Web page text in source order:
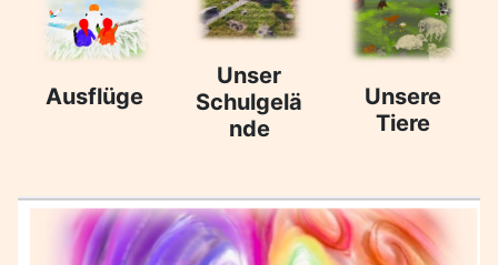
Ausflüge
Unser
Schulgelä
nde
Unsere
Tiere